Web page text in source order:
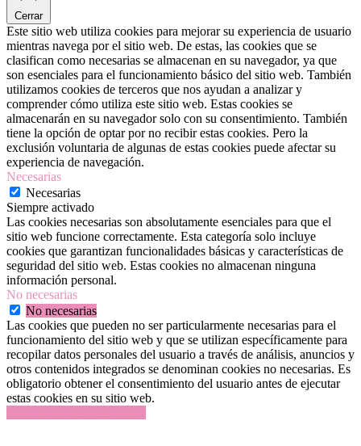
Cerrar
Este sitio web utiliza cookies para mejorar su experiencia de usuario
mientras navega por el sitio web. De estas, las cookies que se
clasifican como necesarias se almacenan en su navegador, ya que
son esenciales para el funcionamiento básico del sitio web. También
utilizamos cookies de terceros que nos ayudan a analizar y
comprender cómo utiliza este sitio web. Estas cookies se
almacenarán en su navegador solo con su consentimiento. También
tiene la opción de optar por no recibir estas cookies. Pero la
exclusión voluntaria de algunas de estas cookies puede afectar su
experiencia de navegación.
Necesarias
Necesarias
Siempre activado
Las cookies necesarias son absolutamente esenciales para que el
sitio web funcione correctamente. Esta categoría solo incluye
cookies que garantizan funcionalidades básicas y características de
seguridad del sitio web. Estas cookies no almacenan ninguna
información personal.
No necesarias
No necesarias
Las cookies que pueden no ser particularmente necesarias para el
funcionamiento del sitio web y que se utilizan específicamente para
recopilar datos personales del usuario a través de análisis, anuncios y
otros contenidos integrados se denominan cookies no necesarias. Es
obligatorio obtener el consentimiento del usuario antes de ejecutar
estas cookies en su sitio web.